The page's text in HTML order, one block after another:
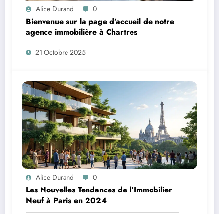
Alice Durand 0
Bienvenue sur la page d’accueil de notre
agence immobilière à Chartres
21 Octobre 2025
Alice Durand 0
Les Nouvelles Tendances de l’Immobilier
Neuf à Paris en 2024